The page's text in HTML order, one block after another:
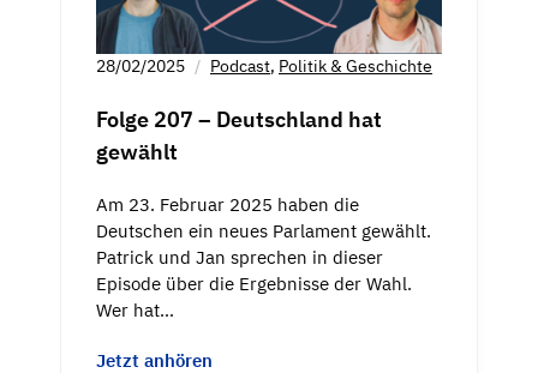
28/02/2025 Podcast, Politik & Geschichte
Folge 207 – Deutschland hat
gewählt
Am 23. Februar 2025 haben die
Deutschen ein neues Parlament gewählt.
Patrick und Jan sprechen in dieser
Episode über die Ergebnisse der Wahl.
Wer hat…
Jetzt anhören